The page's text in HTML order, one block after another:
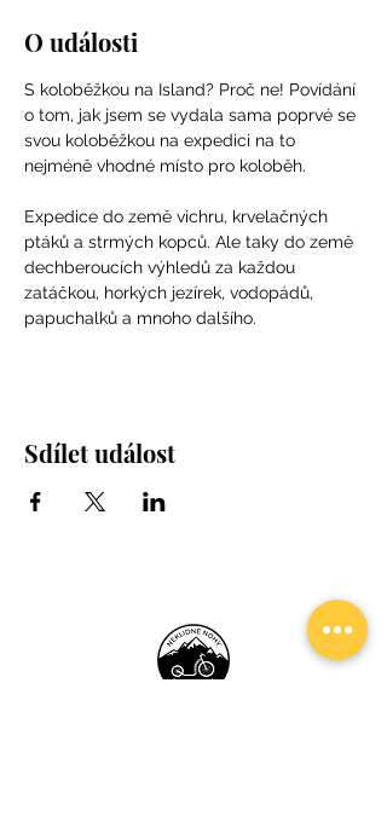
O události
S koloběžkou na Island? Proč ne! Povídání
o tom, jak jsem se vydala sama poprvé se
svou koloběžkou na expedici na to
nejméně vhodné místo pro koloběh.
Expedice do země vichru, krvelačných
ptáků a strmých kopců. Ale taky do země
dechberoucích výhledů za každou
zatáčkou, horkých jezírek, vodopádů,
papuchalků a mnoho dalšího.
Sdílet událost